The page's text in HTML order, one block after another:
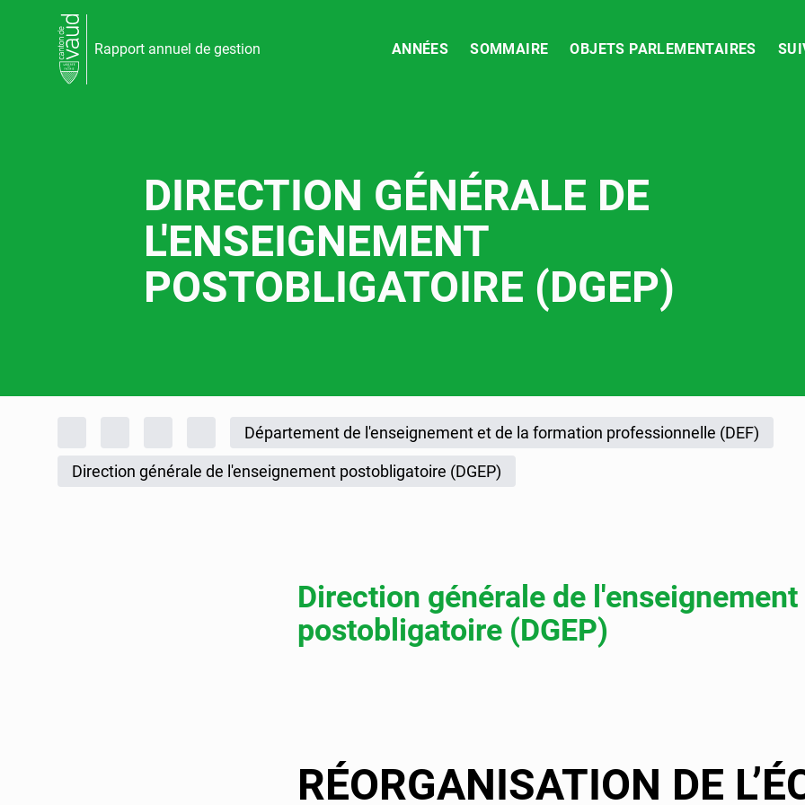
Rapport annuel de gestion ANNÉES SOMMAIRE OBJETS PARLEMENTAIRES
DIRECTION GÉNÉRALE DE
L'ENSEIGNEMENT
POSTOBLIGATOIRE (DGEP)
Rapports d'activités
Rapport annuel de gestion
Rapport annuel de gestion 2025
Département de l'enseignement et de la formation professionnelle (DEF)
Direction générale de l'enseignement postobligatoire (DGEP)
Direction générale de l'enseignement
postobligatoire (DGEP)
RÉORGANISATION DE